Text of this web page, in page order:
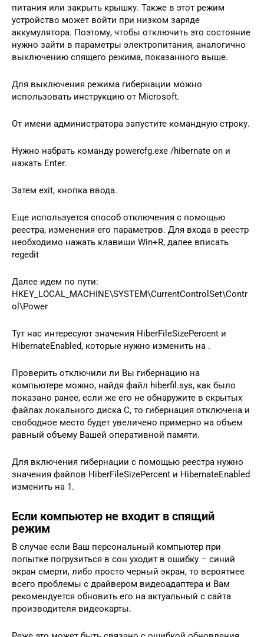
питания или закрыть крышку. Также в этот режим
устройство может войти при низком заряде
аккумулятора. Поэтому, чтобы отключить это состояние
нужно зайти в параметры электропитания, аналогично
выключению спящего режима, показанного выше.
Для выключения режима гибернации можно
использовать инструкцию от Microsoft.
От имени администратора запустите командную строку.
Нужно набрать команду powercfg.exe /hibernate on и
нажать Enter.
Затем exit, кнопка ввода.
Еще используется способ отключения с помощью
реестра, изменения его параметров. Для входа в реестр
необходимо нажать клавиши Win+R, далее вписать
regedit
Далее идем по пути:
HKEY_LOCAL_MACHINE\SYSTEM\CurrentControlSet\Contr
ol\Power
Тут нас интересуют значения HiberFileSizePercent и
HibernateEnabled, которые нужно изменить на .
Проверить отключили ли Вы гибернацию на
компьютере можно, найдя файл hiberfil.sys, как было
показано ранее, если же его не обнаружите в скрытых
файлах локального диска С, то гибернация отключена и
свободное место будет увеличено примерно на объем
равный объему Вашей оперативной памяти.
Для включения гибернации с помощью реестра нужно
значения файлов HiberFileSizePercent и HibernateEnabled
изменить на 1.
Если компьютер не входит в спящий
режим
В случае если Ваш персональный компьютер при
попытке погрузиться в сон уходит в ошибку – синий
экран смерти, либо просто черный экран, то вероятнее
всего проблемы с драйвером видеоадаптера и Вам
рекомендуется обновить его на актуальный с сайта
производителя видеокарты.